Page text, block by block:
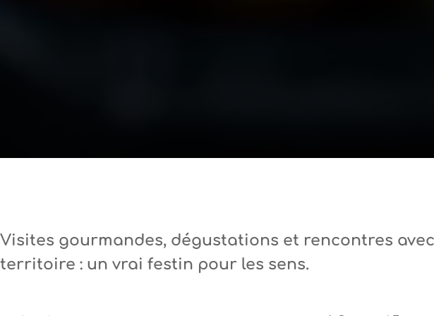
Visites gourmandes, dégustations et rencontres
territoire : un vrai festin pour les sens.